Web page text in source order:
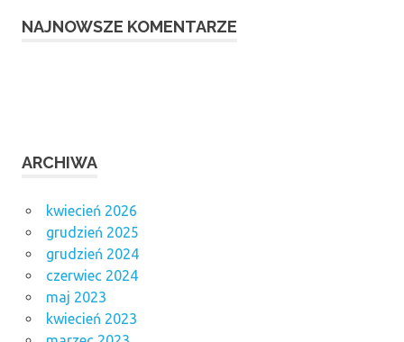
NAJNOWSZE KOMENTARZE
ARCHIWA
kwiecień 2026
grudzień 2025
grudzień 2024
czerwiec 2024
maj 2023
kwiecień 2023